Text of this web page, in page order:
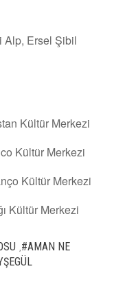
Alp, Ersel Şibil
Kültür Merkezi
Kültür Merkezi
Kültür Merkezi
Kültür Merkezi
#AMAN NE